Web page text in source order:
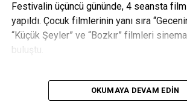
Festivalin üçüncü gününde, 4 seansta
yapıldı. Çocuk filmlerinin yanı sıra
“Küçük Şeyler” ve “Bozkır” filmleri
buluştu.
OKUMAYA DEVAM EDIN